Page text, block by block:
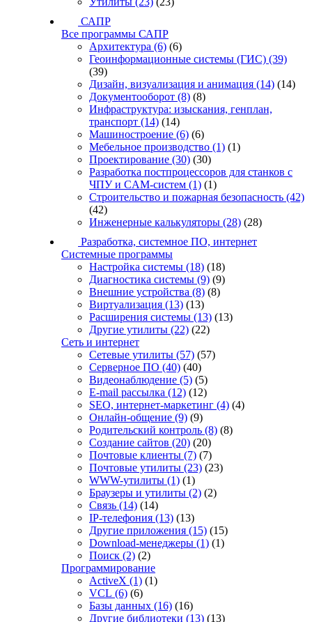
САПР
Все программы САПР
Архитектура (6) (6)
Геоинформационные системы (ГИС) (39)
(39)
Дизайн, визуализация и анимация (14) (14)
Документооборот (8) (8)
Инфраструктура: изыскания, генплан,
транспорт (14) (14)
Машиностроение (6) (6)
Мебельное производство (1) (1)
Проектирование (30) (30)
Разработка постпроцессоров для станков с
ЧПУ и CAM-систем (1) (1)
Строительство и пожарная безопасность (42)
(42)
Инженерные калькуляторы (28) (28)
Разработка, системное ПО, интернет
Системные программы
Настройка системы (18) (18)
Диагностика системы (9) (9)
Внешние устройства (8) (8)
Виртуализация (13) (13)
Расширения системы (13) (13)
Другие утилиты (22) (22)
Сеть и интернет
Сетевые утилиты (57) (57)
Серверное ПО (40) (40)
Видеонаблюдение (5) (5)
E-mail рассылка (12) (12)
SEO, интернет-маркетинг (4) (4)
Онлайн-общение (9) (9)
Родительский контроль (8) (8)
Создание сайтов (20) (20)
Почтовые клиенты (7) (7)
Почтовые утилиты (23) (23)
WWW-утилиты (1) (1)
Браузеры и утилиты (2) (2)
Связь (14) (14)
IP-телефония (13) (13)
Другие приложения (15) (15)
Download-менеджеры (1) (1)
Поиск (2) (2)
Программирование
ActiveX (1) (1)
VCL (6) (6)
Базы данных (16) (16)
Другие библиотеки (13) (13)